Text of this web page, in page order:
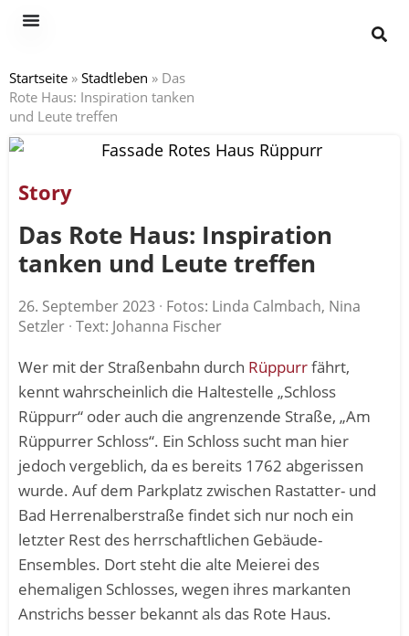
Startseite » Stadtleben » Das
Rote Haus: Inspiration tanken
und Leute treffen
Story
Das Rote Haus: Inspiration
tanken und Leute treffen
26. September 2023 · Fotos: Linda Calmbach, Nina
Setzler · Text: Johanna Fischer
Wer mit der Straßenbahn durch Rüppurrfährt,
kennt wahrscheinlich die Haltestelle „Schloss
Rüppurr“ oder auch die angrenzende Straße, „Am
Rüppurrer Schloss“. Ein Schloss sucht man hier
jedoch vergeblich, da es bereits 1762 abgerissen
wurde. Auf dem Parkplatz zwischen Rastatter- und
Bad Herrenalberstraße findet sich nur noch ein
letzter Rest des herrschaftlichen Gebäude-
Ensembles. Dort steht die alte Meierei des
ehemaligen Schlosses, wegen ihres markanten
Anstrichs besser bekannt als das Rote Haus.